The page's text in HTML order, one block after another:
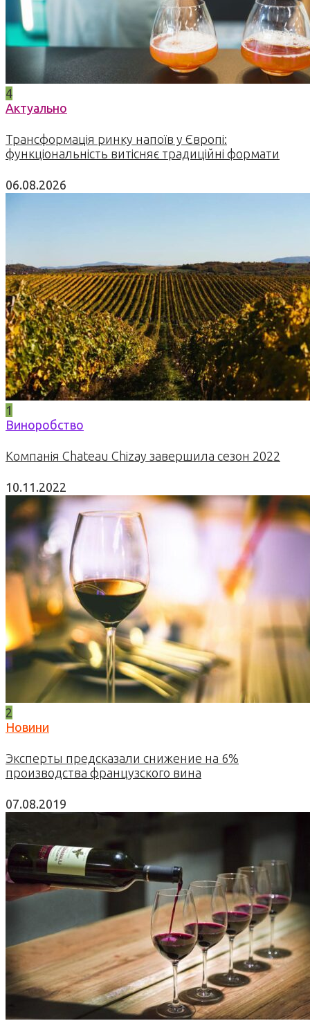
4
Актуально
Трансформація ринку напоїв у Європі:
функціональність витісняє традиційні формати
06.08.2026
1
Виноробство
Компанія Chateau Chizay завершила сезон 2022
10.11.2022
2
Новини
Эксперты предсказали снижение на 6%
производства французского вина
07.08.2019